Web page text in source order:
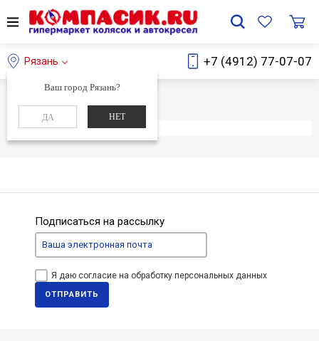
Рязань
Ваш город Рязань?
ДА НЕТ
+7 (4912) 77-07-07
Главная Каталог
Элемент не найден
Подписаться на рассылку
Я даю согласие на обработку персональных данных
ОТПРАВИТЬ